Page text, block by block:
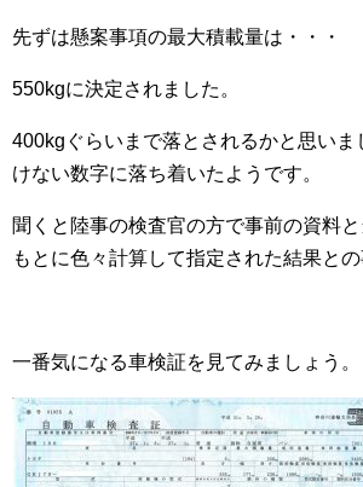
先ずは懸案事項の最大積載量は・・・
550kgに決定されました。
400kgぐらいまで落とされるかと思いま
けない数字に落ち着いたようです。
聞くと陸事の検査官の方で事前の資料
もとに色々計算して指定された結果との
一番気になる車検証を見てみましょう。